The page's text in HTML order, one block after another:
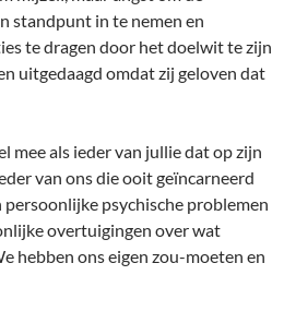
standpunt in te nemen en
te dragen door het doelwit te zijn
uitgedaagd omdat zij geloven dat
mee als ieder van jullie dat op zijn
van ons die ooit geïncarneerd
persoonlijke psychische problemen
overtuigingen over wat
hebben ons eigen zou-moeten en